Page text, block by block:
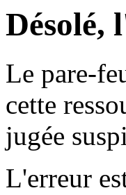
Désolé,
Le pare-
cette
jugée
L'erreur